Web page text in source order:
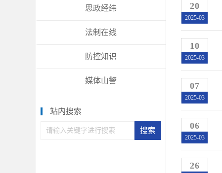
思政经纬
法制在线
防控知识
媒体山警
站内搜索
20
2025-03
10
2025-03
07
2025-03
06
2025-03
26